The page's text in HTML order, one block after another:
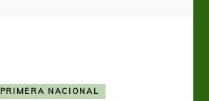
PRIMERA NACIONAL